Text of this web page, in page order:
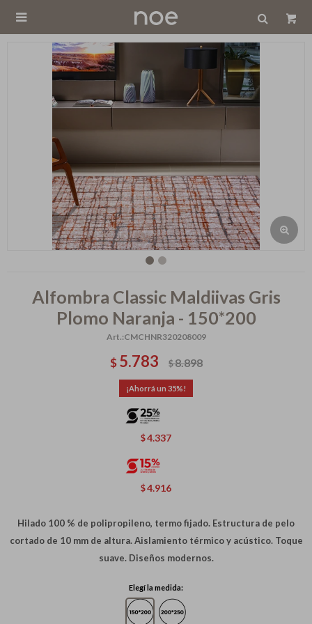

Alfombra Classic Maldiivas Gris
Plomo Naranja - 150*200
CMCHNR320208009
$ 5.783 $8.898
35
$4.337
$4.916
Hilado 100 % de polipropileno, termo fijado. Estructura de pelo
cortado de 10 mm de altura. Aislamiento térmico y acústico. Toque
suave. Diseños modernos.
Elegí la medida: